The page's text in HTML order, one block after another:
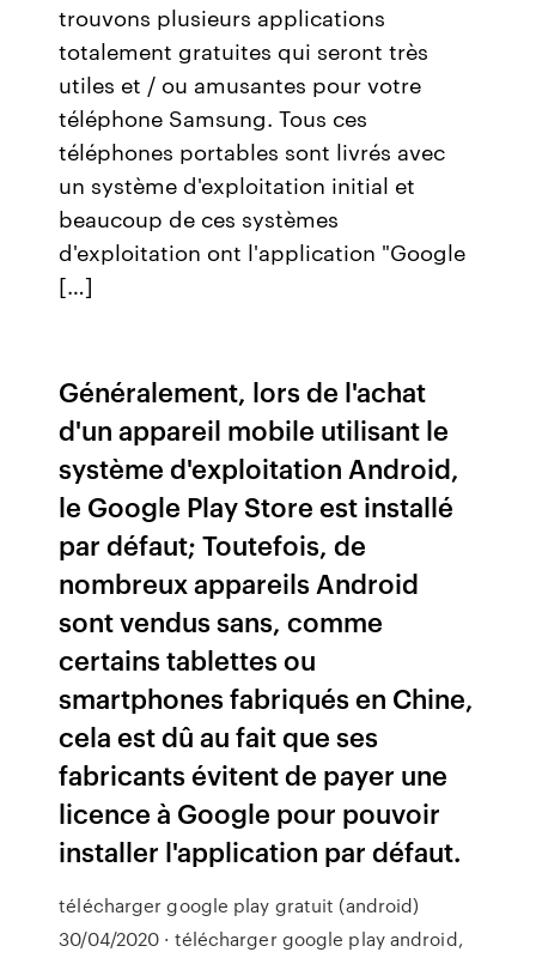
trouvons plusieurs applications
totalement gratuites qui seront très
utiles et / ou amusantes pour votre
téléphone Samsung. Tous ces
téléphones portables sont livrés avec
un système d'exploitation initial et
beaucoup de ces systèmes
d'exploitation ont l'application "Google
[…]
Généralement, lors de l'achat
d'un appareil mobile utilisant le
système d'exploitation Android,
le Google Play Store est installé
par défaut; Toutefois, de
nombreux appareils Android
sont vendus sans, comme
certains tablettes ou
smartphones fabriqués en Chine,
cela est dû au fait que ses
fabricants évitent de payer une
licence à Google pour pouvoir
installer l'application par défaut.
télécharger google play gratuit (android)
30/04/2020 · télécharger google play android,